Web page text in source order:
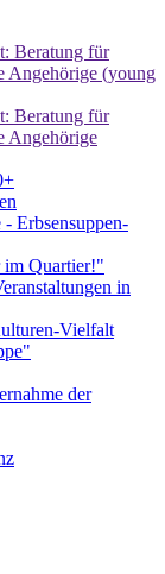
Beratung für
Angehörige (young
Beratung für
Angehörige
Erbsensuppen-
Quartier!"
in
Vielfalt
der